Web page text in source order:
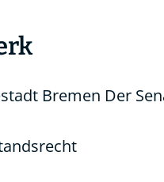
Bremen Der